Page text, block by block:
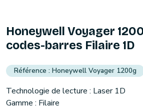
Honeywell Voyager
codes-barres Filaire 1D
Honeywell Voyager 1200g
Technologie de lecture : Laser 1D
Gamme : Filaire